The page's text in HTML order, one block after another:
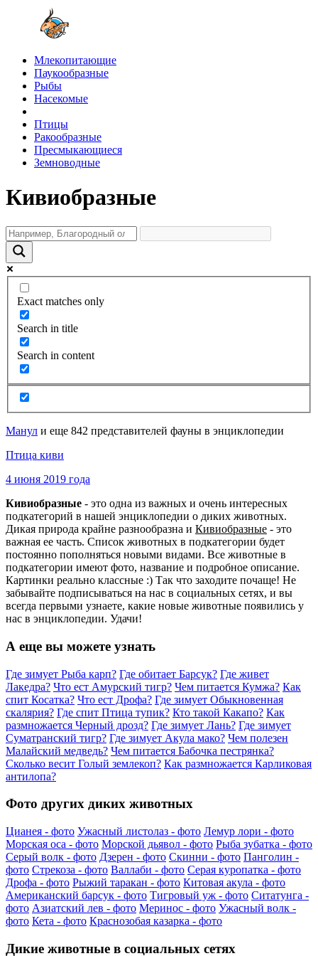
Млекопитающие
Паукообразные
Рыбы
Насекомые
Птицы
Ракообразные
Пресмыкающиеся
Земноводные
Кивиобразные
Exact matches only
Search in title
Search in content
Манул и еще 842 представителей фауны в энциклопедии
Птица киви
4 июня 2019 года
Кивиобразные - это одна из важных и очень интересных
подкатегорий в нашей энциклопедии о диких животных.
Дикая природа крайне разнообразна и Кивиобразные - это
важная ее часть. Список животных в подкатегории будет
постоянно пополняться новыми видами. Все животные в
подкатегории имеют фото, название и подробное описание.
Картинки реально классные :) Так что заходите почаще! Не
забывайте подписываться на нас в социальных сетях, и вы
всегда первыми узнаете, какие новые животные появились у
нас в энциклопедии. Удачи!
А еще вы можете узнать
Где зимует Рыба карп? Где обитает Барсук? Где живет
Лакедра? Что ест Амурский тигр? Чем питается Кумжа? Как
спит Косатка? Что ест Дрофа? Где зимует Обыкновенная
скалярия? Где спит Птица тупик? Кто такой Какапо? Как
размножается Черный дрозд? Где зимует Лань? Где зимует
Суматранский тигр? Где зимует Акула мако? Чем полезен
Малайский медведь? Чем питается Бабочка пестрянка?
Сколько весит Голый землекоп? Как размножается Карликовая
антилопа?
Фото других диких животных
Цианея - фото Ужасный листолаз - фото Лемур лори - фото
Морская оса - фото Морской дьявол - фото Рыба зубатка - фото
Серый волк - фото Дзерен - фото Скинни - фото Панголин -
фото Стрекоза - фото Валлаби - фото Серая куропатка - фото
Дрофа - фото Рыжий таракан - фото Китовая акула - фото
Американский барсук - фото Тигровый уж - фото Ситатунга -
фото Азиатский лев - фото Меринос - фото Ужасный волк -
фото Кета - фото Краснозобая казарка - фото
Дикие животные в социальных сетях